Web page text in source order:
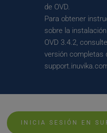
de OVD.
Para obtener
sobre la
OVD 3.4.2,
versión completas
INICIA SESIÓN EN